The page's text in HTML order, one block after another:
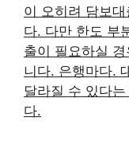
이 오히려 담보
다. 다만 한도 부
출이 필요하실
니다. 은행마다.
달라질 수 있다
다.